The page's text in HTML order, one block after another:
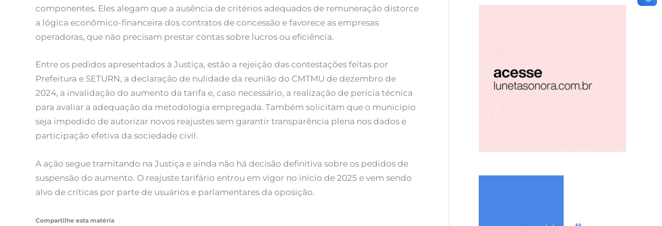
componentes. Eles alegam que a ausência de critérios adequados de remuneração distorce
a lógica econômico-financeira dos contratos de concessão e favorece as empresas
operadoras, que não precisam prestar contas sobre lucros ou eficiência.
Entre os pedidos apresentados à Justiça, estão a rejeição das contestações feitas por
Prefeitura e SETURN, a declaração de nulidade da reunião do CMTMU de dezembro de
2024, a invalidação do aumento da tarifa e, caso necessário, a realização de perícia técnica
para avaliar a adequação da metodologia empregada. Também solicitam que o município
seja impedido de autorizar novos reajustes sem garantir transparência plena nos dados e
participação efetiva da sociedade civil.
A ação segue tramitando na Justiça e ainda não há decisão definitiva sobre os pedidos de
suspensão do aumento. O reajuste tarifário entrou em vigor no início de 2025 e vem sendo
alvo de críticas por parte de usuários e parlamentares da oposição.
Compartilhe esta matéria